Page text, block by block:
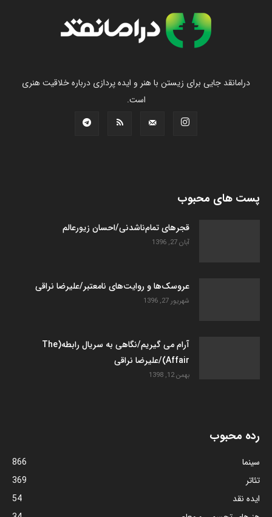
درامانقد جایی برای زیستن با هنر و ایده پردازی درباره خلاقیت هنری
است.
پست های محبوب
قجرهای تمام‌ناشدنی/احسان زیورعالم
آبان 27, 1396
عروسک­‌ها و روایت­‌های نامعتبر/علیرضا نراقی
شهریور 27, 1396
آرام می گیریم/نگاهی به سریال رابطه(The
Affair)/علیرضا نراقی
بهمن 12, 1398
رده محبوب
سینما
866
تئاتر
369
ایده نقد
54